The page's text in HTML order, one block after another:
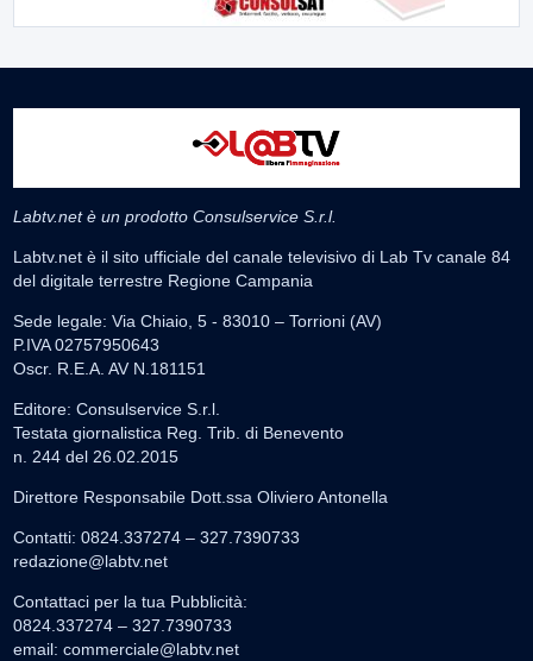
Labtv.net è un prodotto Consulservice S.r.l.
Labtv.net è il sito ufficiale del canale televisivo di Lab Tv canale 84
del digitale terrestre Regione Campania
Sede legale: Via Chiaio, 5 - 83010 – Torrioni (AV)
P.IVA 02757950643
Oscr. R.E.A. AV N.181151
Editore: Consulservice S.r.l.
Testata giornalistica Reg. Trib. di Benevento
n. 244 del 26.02.2015
Direttore Responsabile Dott.ssa Oliviero Antonella
Contatti: 0824.337274 – 327.7390733
redazione@labtv.net
Contattaci per la tua Pubblicità:
0824.337274 – 327.7390733
email: commerciale@labtv.net